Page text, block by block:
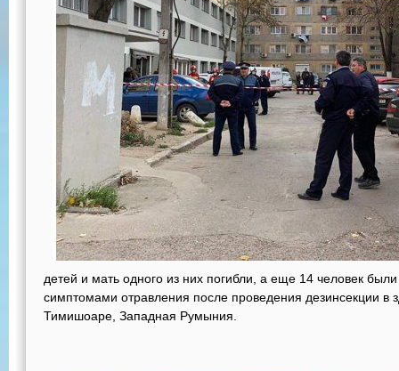
детей и мать одного из них погибли, а еще 14 человек
симптомами отравления после проведения дезинсекции в
Тимишоаре, Западная Румыния.